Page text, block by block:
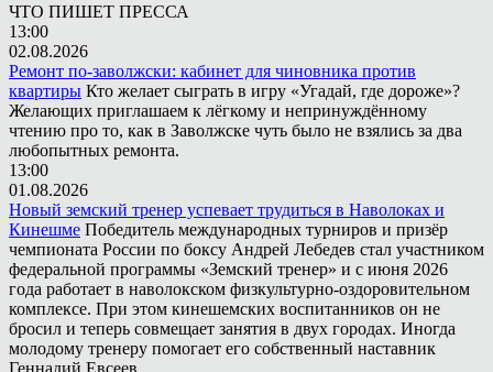
ЧТО ПИШЕТ ПРЕССА
13:00
02.08.2026
Ремонт по-заволжски: кабинет для чиновника против
квартиры Кто желает сыграть в игру «Угадай, где дороже»?
Желающих приглашаем к лёгкому и непринуждённому
чтению про то, как в Заволжске чуть было не взялись за два
любопытных ремонта.
13:00
01.08.2026
Новый земский тренер успевает трудиться в Наволоках и
Кинешме Победитель международных турниров и призёр
чемпионата России по боксу Андрей Лебедев стал участником
федеральной программы «Земский тренер» и с июня 2026
года работает в наволокском физкультурно-оздоровительном
комплексе. При этом кинешемских воспитанников он не
бросил и теперь совмещает занятия в двух городах. Иногда
молодому тренеру помогает его собственный наставник
Геннадий Евсеев.